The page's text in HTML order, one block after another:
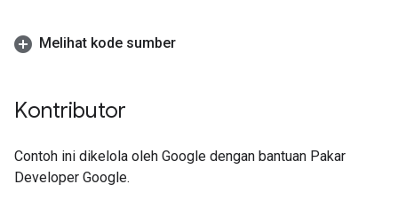
Melihat kode sumber
Kontributor
Contoh ini dikelola oleh Google dengan bantuan Pakar
Developer Google.